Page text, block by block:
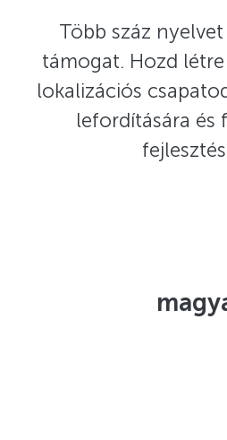
Több száz
támogat. Hozd
lokalizációs
lefordítására és